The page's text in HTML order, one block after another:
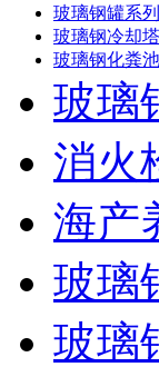
玻璃钢罐系列
玻璃钢冷却
玻璃钢化粪
玻璃
消火
海产
玻璃
玻璃